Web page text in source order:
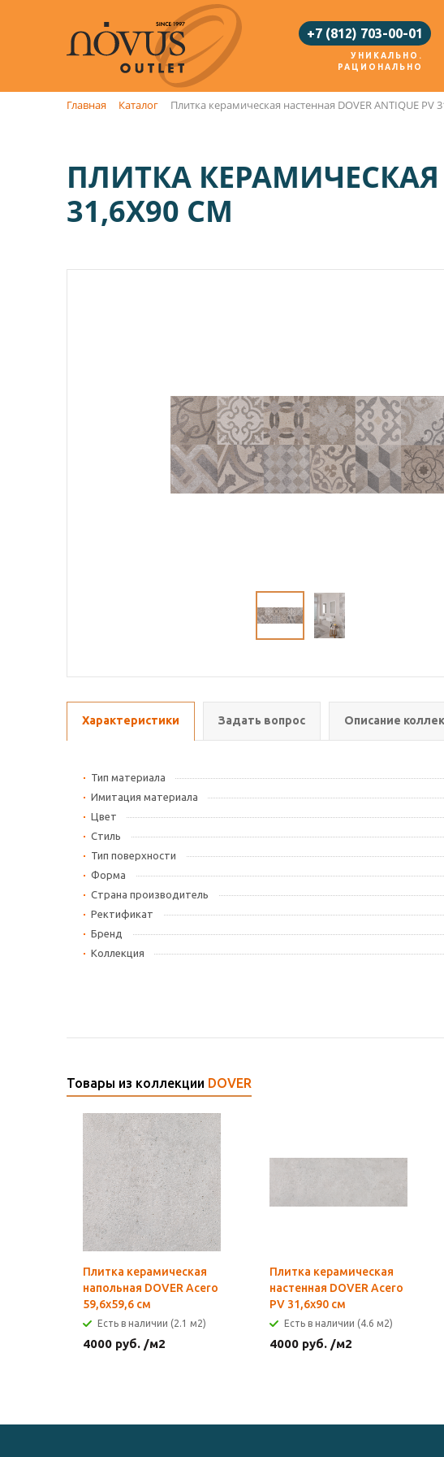
+7 (812) 703-00-01
УНИКАЛЬНО.
РАЦИОНАЛЬНО
Главная Каталог Плитка керамическая настенная DOVER ANTIQUE PV
ПЛИТКА КЕРАМИЧЕСКАЯ
31,6Х90 СМ
Характеристики Задать вопрос Описание
Тип материала
Имитация материала
Цвет
Стиль
Тип поверхности
Форма
Страна производитель
Ректификат
Бренд
Коллекция
Товары из коллекции DOVER
Плитка керамическая
напольная DOVER Acero
59,6х59,6 см
Есть в наличии (2.1 м2)
4000 руб. /м2
Плитка керамическая
настенная DOVER Acero
PV 31,6х90 см
Есть в наличии (4.6 м2)
4000 руб. /м2